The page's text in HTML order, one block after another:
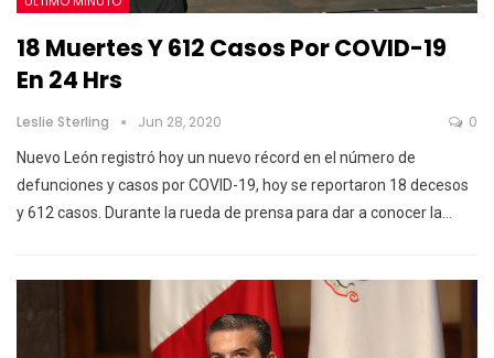
18 Muertes Y 612 Casos Por COVID-19
En 24 Hrs
Leslie Sterling Jun 28, 2020 0
Nuevo León registró hoy un nuevo récord en el número de
defunciones y casos por COVID-19, hoy se reportaron 18 decesos
y 612 casos. Durante la rueda de prensa para dar a conocer la…